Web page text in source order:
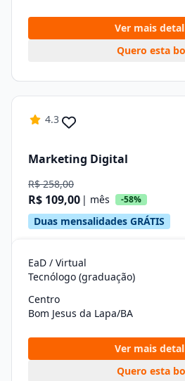
Ver mais
Quero esta
4.3
Marketing Digital
R$ 258,00
R$ 109,00 | mês -58%
Duas mensalidades GRÁTIS
EaD / Virtual
Tecnólogo (graduação)
Centro
Bom Jesus da Lapa/BA
Ver mais
Quero esta